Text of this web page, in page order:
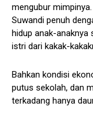
mengubur
Suwandi penuh
hidup anak-anaknya
istri dari kakak-
Bahkan kondisi
putus sekolah, dan
terkadang hanya